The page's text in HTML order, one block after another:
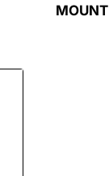
MOUNT